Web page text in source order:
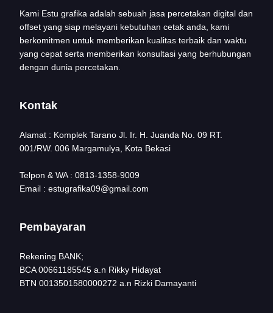
Kami Estu grafika adalah sebuah jasa percetakan digital dan
offset yang siap melayani kebutuhan cetak anda, kami
berkomitmen untuk memberikan kualitas terbaik dan waktu
yang cepat serta memberikan konsultasi yang berhubungan
dengan dunia percetakan.
Kontak
Alamat : Komplek Tarano Jl. Ir. H. Juanda No. 09 RT.
001/RW. 006 Margamulya, Kota Bekasi
Telpon & WA : 0813-1358-9009
Email : estugrafika09@gmail.com
Pembayaran
Rekening BANK;
BCA 00661185545 a.n Rikky Hidayat
BTN 0013501580000272 a.n Rizki Damayanti